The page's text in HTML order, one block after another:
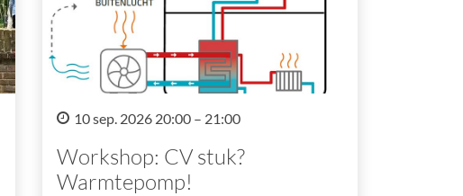
10 sep. 2026 20:00 – 21:00
Workshop: CV stuk?
Warmtepomp!